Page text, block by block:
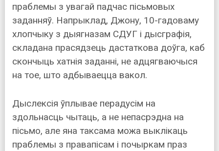
праблемы з увагай падчас пісьмовых
заданняў. Напрыклад, Джону, 10-гадоваму
хлопчыку з дыягназам СДУГ і дысграфія,
складана прасядзець дастаткова доўга, каб
скончыць хатнія заданні, не адцягваючыся
на тое, што адбываецца вакол.
Дыслексія ўплывае перадусім на
здольнасць чытаць, а не непасрэдна на
пісьмо, але яна таксама можа выклікаць
праблемы з правапісам і почыркам праз